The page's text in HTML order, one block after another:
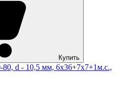
Купить
d - 10,5 мм, 6х36+7x7+1м.с.,